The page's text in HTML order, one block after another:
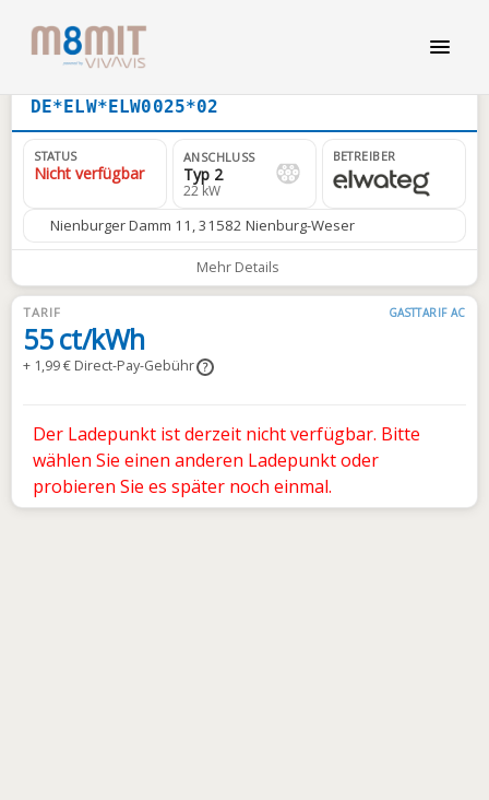
DE*ELW*ELW0025*02
STATUS
Nicht verfügbar
ANSCHLUSS
Typ 2
22 kW
BETREIBER
Nienburger Damm 11, 31582 Nienburg-Weser
Mehr Details
TARIF GASTTARIF AC
55 ct/kWh
+ 1,99 € Direct-Pay-Gebühr ?
Der Ladepunkt ist derzeit nicht verfügbar. Bitte
wählen Sie einen anderen Ladepunkt oder
probieren Sie es später noch einmal.